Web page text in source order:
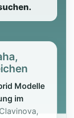
Modelle
im